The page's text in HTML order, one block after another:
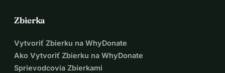
Zbierka
Vytvoriť Zbierku na WhyDonate
Ako Vytvoriť Zbierku na WhyDonate
Sprievodcovia Zbierkami